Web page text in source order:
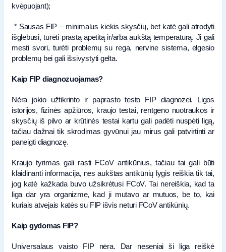
kvėpuojant);
* Sausas FIP – minimalus kiekis skysčių, bet katė gali atrodyti
išglebusi, turėti prastą apetitą ir/arba aukštą temperatūrą. Ji gali
mesti svori, turėti problemų su rega, nervine sistema, elgesio
problemų bei gali išsivystyti gelta.
Kaip FIP diagnozuojamas?
Nėra jokio užtikrinto ir paprasto testo FIP diagnozei. Ligos
istorijos, fizinės apžiūros, kraujo testai, rentgeno nuotraukos ir
skysčių iš pilvo ar krūtinės testai kartu gali padėti nuspėti ligą,
tačiau dažnai tik skrodimas gyvūnui jau mirus gali patvirtinti ar
paneigti diagnozę.
Kraujo tyrimas gali rasti FCoV antikūnius, tačiau tai gali būti
klaidinanti informacija, nes aukštas antikūnių lygis reiškia tik tai,
jog katė kažkada buvo užsikrėtusi FCoV. Tai nereiškia, kad ta
liga dar yra organizme, kad ji mutavo ar mutuos, be to, kai
kuriais atvejais katės su FIP išvis neturi FCoV antikūnių.
Kaip gydomas FIP?
Universalaus vaisto FIP nėra. Dar neseniai ši liga reiškė